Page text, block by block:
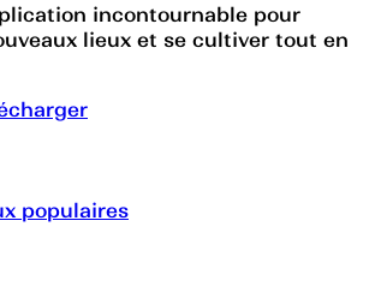
incontournable pour
lieux et se cultiver tout en
populaires